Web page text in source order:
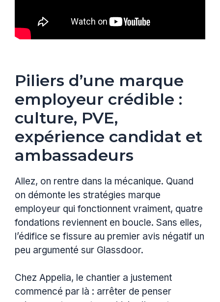
Piliers d’une marque
employeur crédible :
culture, PVE,
expérience candidat et
ambassadeurs
Allez, on rentre dans la mécanique. Quand
on démonte les stratégies marque
employeur qui fonctionnent vraiment, quatre
fondations reviennent en boucle. Sans elles,
l’édifice se fissure au premier avis négatif un
peu argumenté sur Glassdoor.
Chez Appelia, le chantier a justement
commencé par là : arrêter de penser